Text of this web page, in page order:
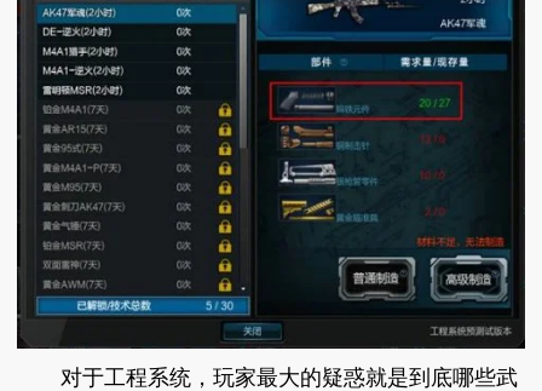
对于工程系统，玩家最大的疑惑就是到底哪些武